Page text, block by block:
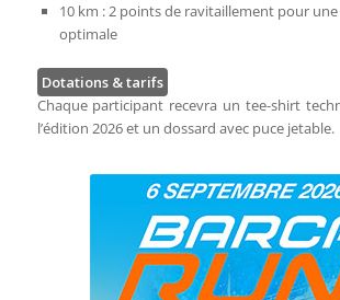
10 km : 2 points de ravitaillement pour
optimale
Dotations & tarifs
Chaque participant recevra un tee-shirt
l’édition 2026 et un dossard avec puce jetable.